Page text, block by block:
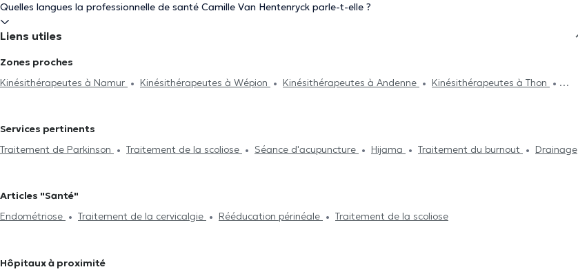
Quelles langues la professionnelle de santé Camille Van Hentenryck parle-t-elle ?
Liens utiles
Zones proches
Kinésithérapeutes à Namur
Kinésithérapeutes à Wépion Kinésithérapeutes à Andenne
Kinésithérapeutes à Thon
Kinésithérapeutes à Assesse
Chaumont-Gistoux
Services pertinents
Traitement de Parkinson
Traitement de la scoliose Séance d'acupuncture Hijama Traitement du burnout
Drainage
Crochetage
Problème de dos
Articles "Santé"
Endométriose
Traitement de la cervicalgie Rééducation périnéale Traitement de la scoliose
Hôpitaux à proximité